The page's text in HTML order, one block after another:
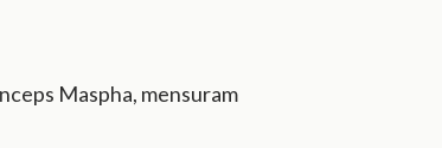
Maspha, mensuram